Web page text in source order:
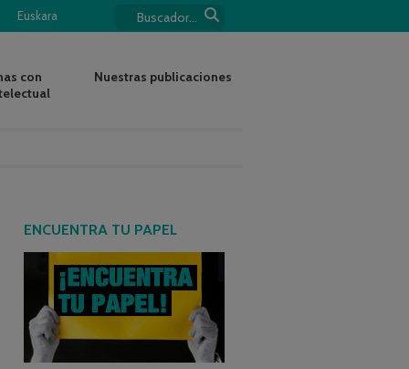
Euskara
con
Nuestras publicaciones
ENCUENTRA TU PAPEL